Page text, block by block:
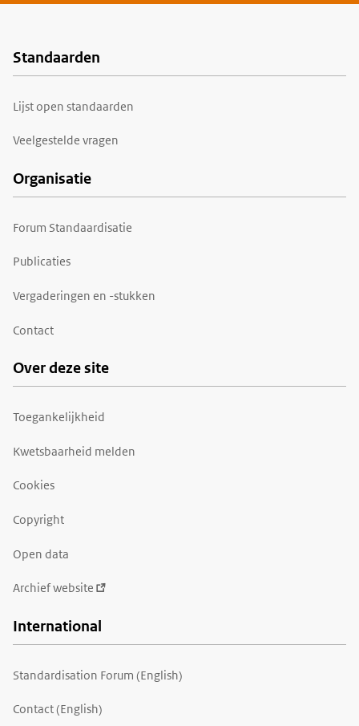
Voet
Standaarden
Lijst open standaarden
Veelgestelde vragen
Organisatie
Forum Standaardisatie
Publicaties
Vergaderingen en -stukken
Contact
Over deze site
Toegankelijkheid
Kwetsbaarheid melden
Cookies
Copyright
Open data
Archief website
International
Standardisation Forum (English)
Contact (English)